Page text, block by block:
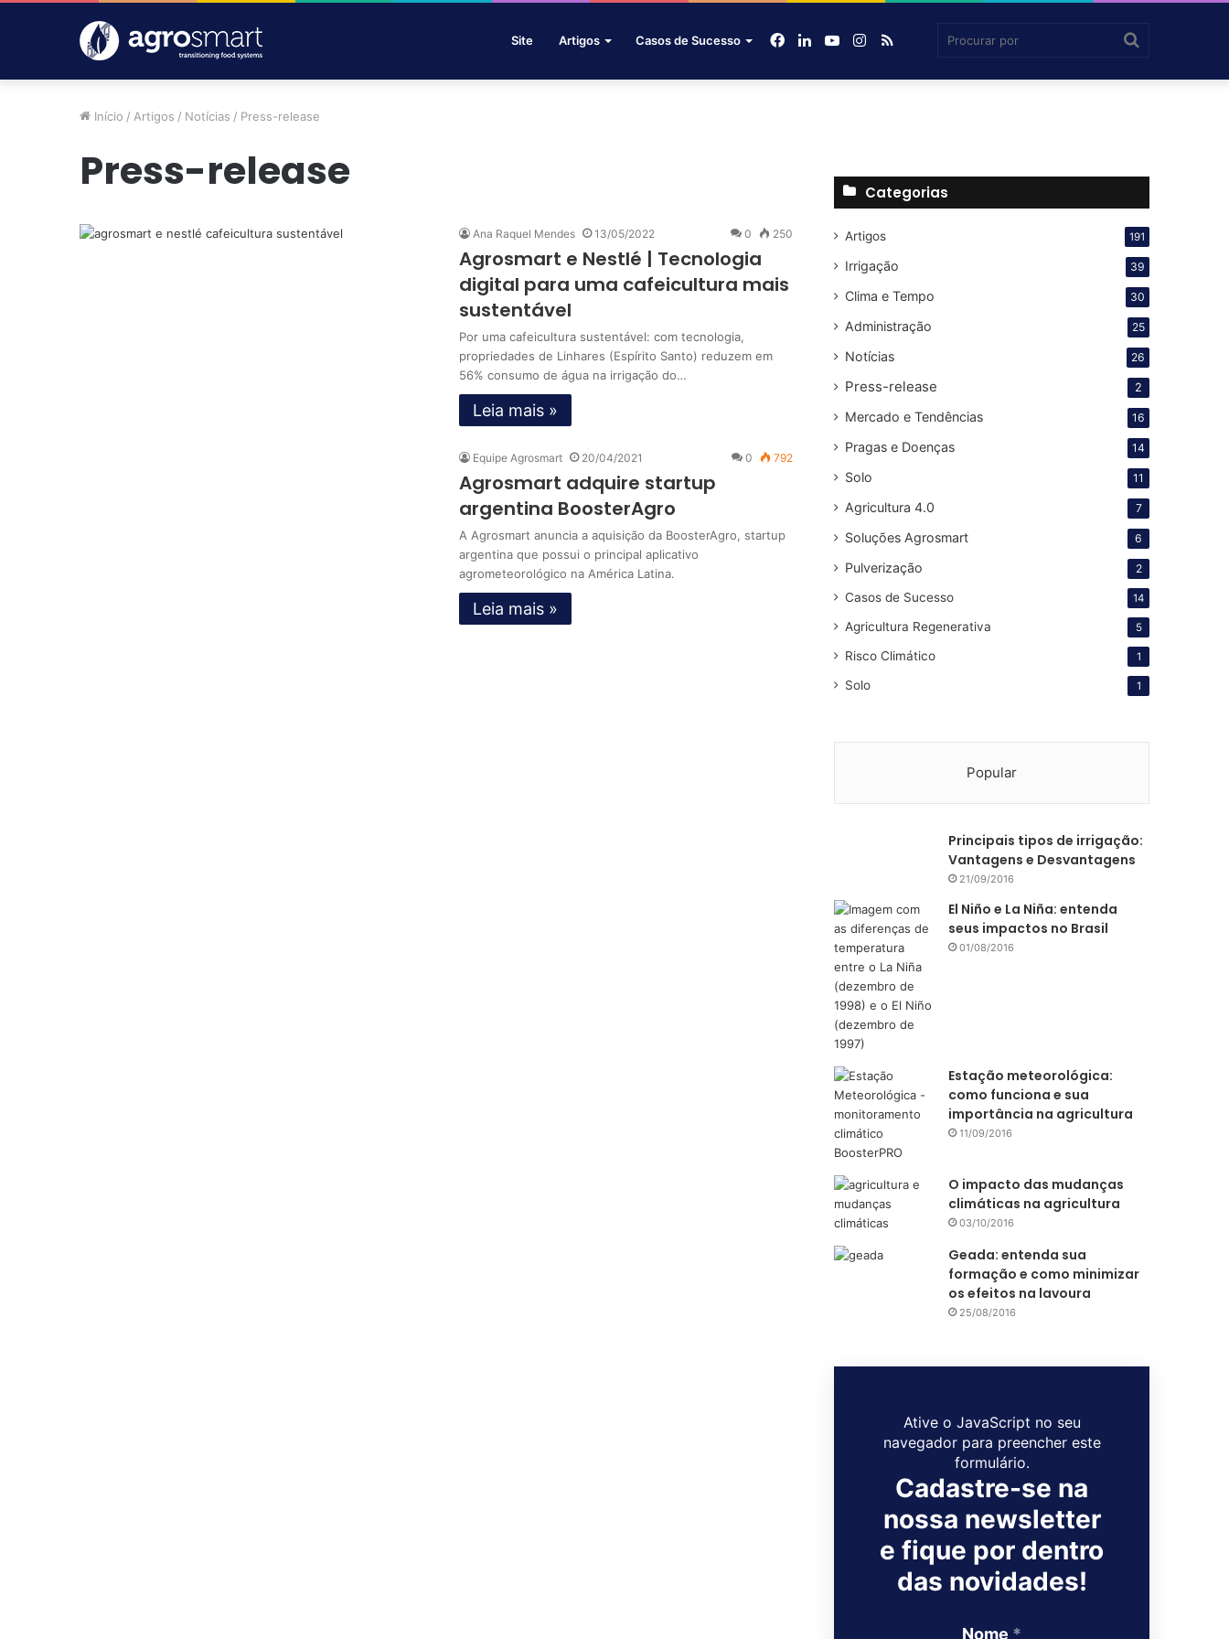
Site Artigos Casos de Sucesso Agrosmart
RSS
Instagram
YouTube
Linkedin
Facebook
Início / Artigos / Notícias / Press-release
Press-release
Ana Raquel Mendes 13/05/2022 0 250
Agrosmart e Nestlé | Tecnologia
digital para uma cafeicultura mais
sustentável
Por uma cafeicultura sustentável: com tecnologia,
propriedades de Linhares (Espírito Santo) reduzem em
56% consumo de água na irrigação do…
Leia mais »
Equipe Agrosmart 20/04/2021 0 792
Agrosmart adquire startup
argentina BoosterAgro
A Agrosmart anuncia a aquisição da BoosterAgro, startup
argentina que possui o principal aplicativo
agrometeorológico na América Latina.
Leia mais »
Categorias
Artigos 191
Irrigação 39
Clima e Tempo 30
Administração 25
Notícias 26
Press-release 2
Mercado e Tendências 16
Pragas e Doenças 14
Solo 11
Agricultura 4.0 7
Soluções Agrosmart 6
Pulverização 2
Casos de Sucesso 14
Agricultura Regenerativa 5
Risco Climático 1
Solo 1
Popular
Principais tipos de irrigação:
Vantagens e Desvantagens
21/09/2016
El Niño e La Niña: entenda
seus impactos no Brasil
01/08/2016
Estação meteorológica:
como funciona e sua
importância na agricultura
11/09/2016
O impacto das mudanças
climáticas na agricultura
03/10/2016
Geada: entenda sua
formação e como minimizar
os efeitos na lavoura
25/08/2016
Ative o JavaScript no seu
navegador para preencher este
formulário.
Cadastre-se na
nossa newsletter
e fique por dentro
das novidades!
Nome *